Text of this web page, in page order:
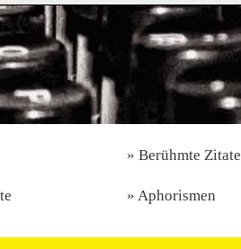
Berühmte Zitate
Aphorismen